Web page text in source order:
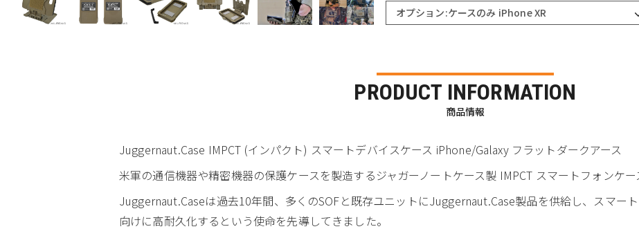
オプション:ケースのみ iPhone XR
PRODUCT INFORMATION
商品情報
Juggernaut.Case IMPCT (インパクト) スマートデバイスケース iPhone/Galaxy フラットダークアース
米軍の通信機器や精密機器の保護ケースを製造するジャガーノートケース製 IMPCT スマートフォンケー
Juggernaut.Caseは過去10年間、多くのSOFと既存ユニットにJuggernaut.Case製品を供給し、スマー
向けに高耐久化するという使命を先導してきました。